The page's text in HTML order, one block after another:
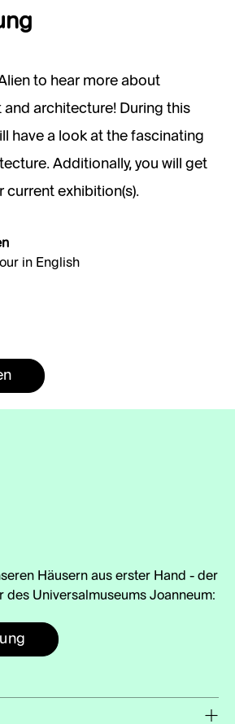
to hear more about
architecture! During this
have a look at the fascinating
Additionally, you will get
current exhibition(s).
in English
Häusern aus erster Hand - der
des Universalmuseums Joanneum: